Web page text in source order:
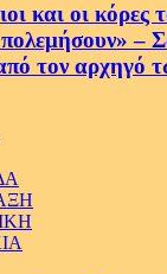
και οι κόρες
πολεμήσουν» –
τον αρχηγό